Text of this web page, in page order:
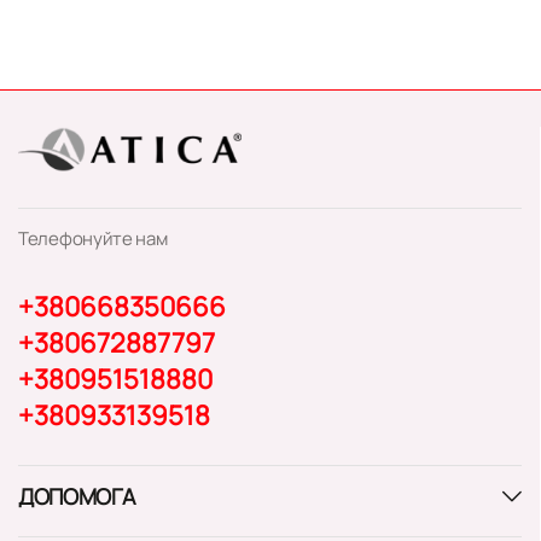
Телефонуйте нам
+380668350666
+380672887797
+380951518880
+380933139518
ДОПОМОГА